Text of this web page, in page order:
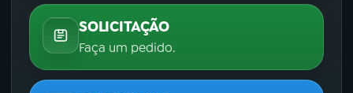
SOLICITAÇÃO
Faça um pedido.